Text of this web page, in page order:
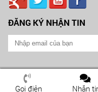
ĐĂNG KÝ NHẬN TIN
2026 Copyright ©
CÔNG TY
Web
Gọi điện Nhắn